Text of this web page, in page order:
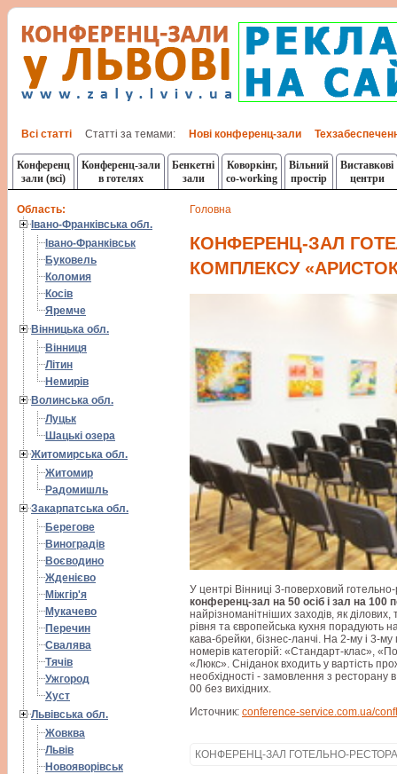
Всі статті Статті за темами: Нові конференц-зали
Конференц
зали (всі)
Конференц-зали
в готелях
Бенкетні
зали
Коворкінг,
co-working
Вільний
простір
Виставкові
центри
Область:
Івано-Франківська обл.
Івано-Франківськ
Буковель
Коломия
Косів
Яремче
Вінницька обл.
Вінниця
Літин
Немирів
Волинська обл.
Луцьк
Шацькі озера
Житомирська обл.
Житомир
Радомишль
Закарпатська обл.
Берегове
Виноградів
Воєводино
Жденієво
Міжгір'я
Мукачево
Перечин
Свалява
Тячів
Ужгород
Хуст
Львівська обл.
Жовква
Львів
Новояворівськ
Головна
КОНФЕРЕНЦ-ЗАЛ
КОМПЛЕКСУ
У центрі Вінниці 3-поверховий
конференц-зал на 50 осіб і зал на 100
найрізноманітніших заходів, як ділових,
рівня та європейська кухня порадують
кава-брейки, бізнес-ланчі. На 2-му і 3-
номерів категорій: «Стандарт-клас»,
«Люкс». Сніданок входить у вартість
необхідності - замовлення з
00 без вихідних.
Источник: conference-service.com.ua/
КОНФЕРЕНЦ-ЗАЛ ГОТЕЛЬНО-